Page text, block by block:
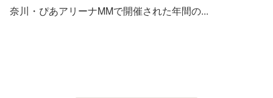
奈川・ぴあアリーナMMで開催された年間の...